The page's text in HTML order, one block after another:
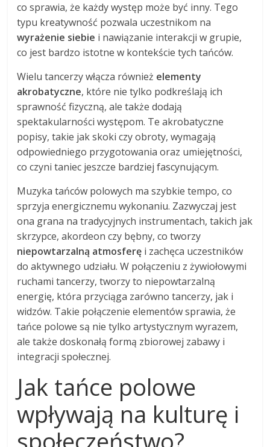
co sprawia, że każdy występ może być inny. Tego
typu kreatywność pozwala uczestnikom na
wyrażenie siebie i nawiązanie interakcji w grupie,
co jest bardzo istotne w kontekście tych tańców.
Wielu tancerzy włącza również elementy
akrobatyczne, które nie tylko podkreślają ich
sprawność fizyczną, ale także dodają
spektakularności występom. Te akrobatyczne
popisy, takie jak skoki czy obroty, wymagają
odpowiedniego przygotowania oraz umiejętności,
co czyni taniec jeszcze bardziej fascynującym.
Muzyka tańców polowych ma szybkie tempo, co
sprzyja energicznemu wykonaniu. Zazwyczaj jest
ona grana na tradycyjnych instrumentach, takich jak
skrzypce, akordeon czy bębny, co tworzy
niepowtarzalną atmosferę i zachęca uczestników
do aktywnego udziału. W połączeniu z żywiołowymi
ruchami tancerzy, tworzy to niepowtarzalną
energię, która przyciąga zarówno tancerzy, jak i
widzów. Takie połączenie elementów sprawia, że
tańce polowe są nie tylko artystycznym wyrazem,
ale także doskonałą formą zbiorowej zabawy i
integracji społecznej.
Jak tańce polowe
wpływają na kulturę i